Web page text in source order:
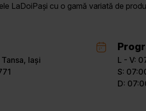
LaDoiPași cu o gamă variată de
Iași
L - V:
S:
D: